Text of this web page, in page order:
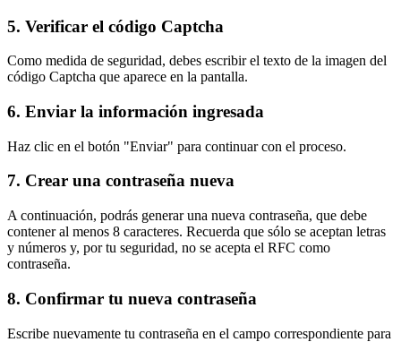
5. Verificar el código Captcha
Como medida de seguridad, debes escribir el texto de la imagen del
código Captcha que aparece en la pantalla.
6. Enviar la información ingresada
Haz clic en el botón "Enviar" para continuar con el proceso.
7. Crear una contraseña nueva
A continuación, podrás generar una nueva contraseña, que debe
contener al menos 8 caracteres. Recuerda que sólo se aceptan letras
y números y, por tu seguridad, no se acepta el RFC como
contraseña.
8. Confirmar tu nueva contraseña
Escribe nuevamente tu contraseña en el campo correspondiente para